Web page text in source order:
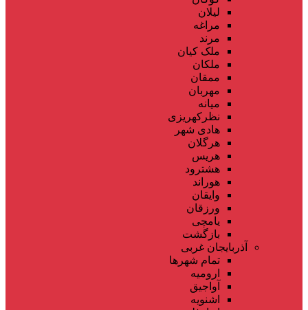
لیلان
مراغه
مرند
ملک کیان
ملکان
ممقان
مهربان
میانه
نظرکهریزی
هادی شهر
هرگلان
هریس
هشترود
هوراند
وایقان
ورزقان
یامچی
بازگشت
آذربایجان غربی
تمام شهر‌ها
ارومیه
آواجیق
اشنویه